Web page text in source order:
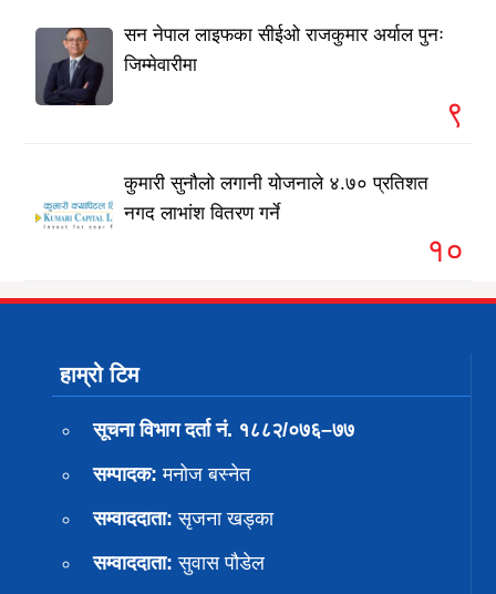
सन नेपाल लाइफका सीईओ राजकुमार अर्याल पुनः
जिम्मेवारीमा
९
कुमारी सुनौलो लगानी योजनाले ४.७० प्रतिशत
नगद लाभांश वितरण गर्ने
१०
हाम्रो टिम
सूचना विभाग दर्ता नं. १८८२/०७६–७७
सम्पादक: मनोज बस्नेत
सम्वाददाता: सृजना खड्का
सम्वाददाता: सुवास पाैडेल